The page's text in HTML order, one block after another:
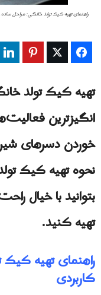
راهنمای تهیه کیک تولد خانگی: مراحل
Facebook
Twitter
Pinterest
تهیه کیک تولد
انگیزترین
خوردن دسرهای
نحوه تهیه کیک
بتوانید با خیال
تهیه کنید.
راهنمای تهیه
کاربردی